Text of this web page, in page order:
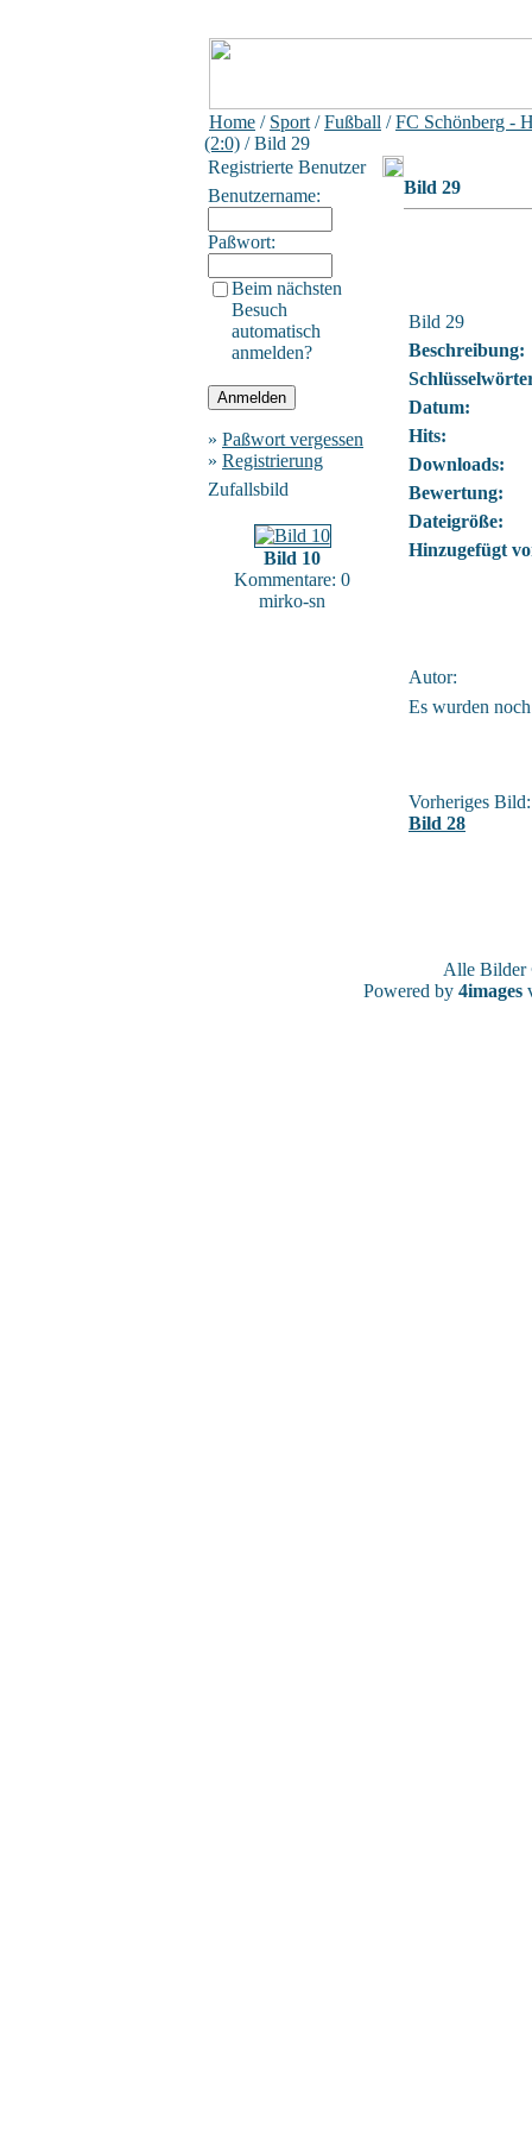
Home / Sport /Fußball /FC Schönberg -
(2:0) / Bild 29
Registrierte Benutzer
Benutzername:
Paßwort:
Beim nächsten
Besuch
automatisch
anmelden?
» Paßwort vergessen
» Registrierung
Zufallsbild
Bild 10
Kommentare: 0
mirko-sn
Bild 29
Bild 29
Beschreibung:
Datum:
Hits:
Downloads:
Bewertung:
Dateigröße:
Hinzugefügt
Autor:
Es wurden
Vorheriges Bild:
Bild 28
Alle
Powered by 4images